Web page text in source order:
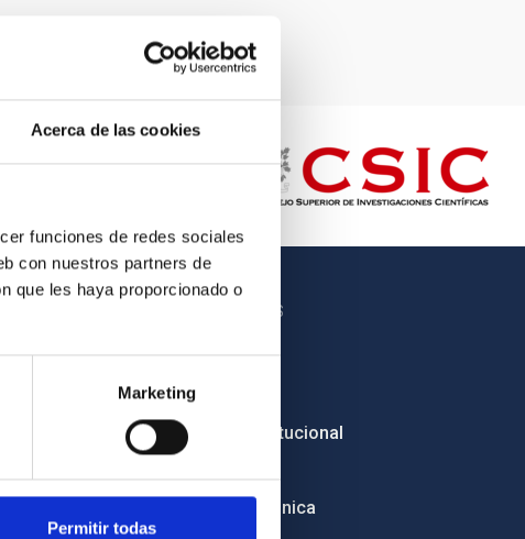
Acerca de las cookies
funciones de redes sociales
con nuestros partners de
que les haya proporcionado o
Marketing
Permitir todas
OTROS ENLACES
Empleo
Licitaciones
Imagen institucional
Sede electrónica